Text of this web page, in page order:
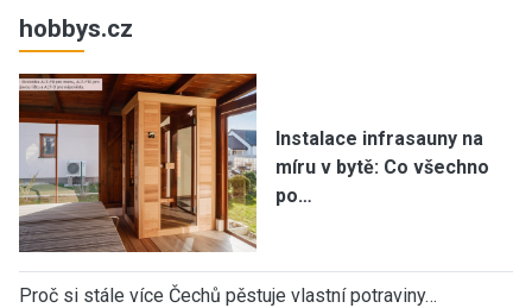
hobbys.cz
Instalace infrasauny na
míru v bytě: Co všechno
po…
Proč si stále více Čechů pěstuje vlastní potraviny…